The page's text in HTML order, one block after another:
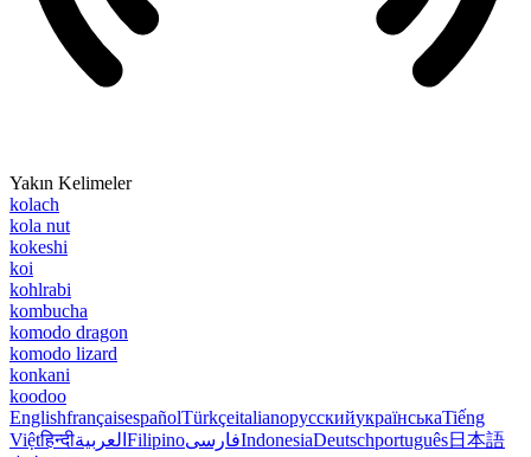
Yakın Kelimeler
kolach
kola nut
kokeshi
koi
kohlrabi
kombucha
komodo dragon
komodo lizard
konkani
koodoo
EnglishfrançaisespañolTürkçeitalianoрусскийукраїнськаTiếng
Việtहिन्दीالعربية FilipinoفارسیIndonesiaDeutschportuguês日本語